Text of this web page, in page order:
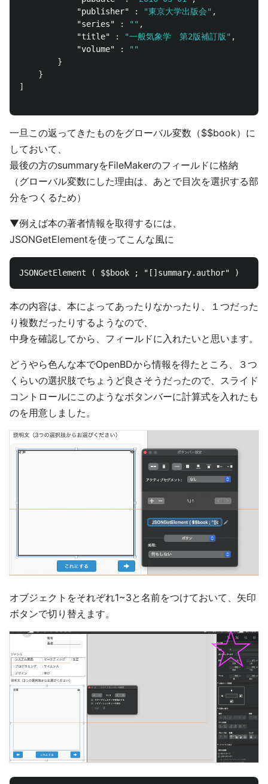
"publisher"
: "東京大学出版会" ,
"series"
: "" ,
"title"
: "一般気象学　第2版補訂版" ,
"volume"
:
""
}
}
]
一旦この返ってきたものをグローバル変数（$$book）に
しておいて、
最後の方のsummaryをFileMakerのフィールドに格納
（グローバル変数にした理由は、あとで目次を選択する部
分をつくるため）
▼例えば本の著者情報を取得するには、
JSONGetElementを使ってこんな風に
本の内容は、本によってあったりなかったり、１つだった
り複数だったりするようなので、
中身を確認してから、フィールドに入れたいと思います。
どうやら色んな本でOpenBDから情報を得たところ、３つ
くらいの選択肢でちょうど良さそうだったので、スライド
コントロールにこのようなボタンバーに計算式を入れたも
のを用意しました。
オブジェクトをそれぞれ1~3と名前をつけておいて、矢印
ボタンで切り替えます。